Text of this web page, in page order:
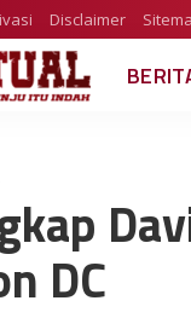
Disclaimer
DC